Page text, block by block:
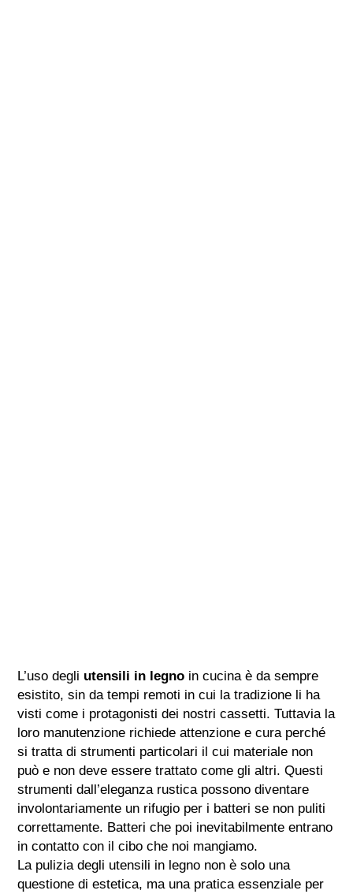
L’uso degli utensili in legno in cucina è da sempre
esistito, sin da tempi remoti in cui la tradizione li ha
visti come i protagonisti dei nostri cassetti. Tuttavia la
loro manutenzione richiede attenzione e cura perché
si tratta di strumenti particolari il cui materiale non
può e non deve essere trattato come gli altri. Questi
strumenti dall’eleganza rustica possono diventare
involontariamente un rifugio per i batteri se non puliti
correttamente. Batteri che poi inevitabilmente entrano
in contatto con il cibo che noi mangiamo.
La pulizia degli utensili in legno non è solo una
questione di estetica, ma una pratica essenziale per